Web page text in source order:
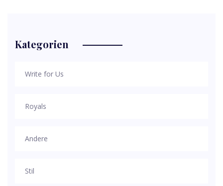
Kategorien
Write for Us
Royals
Andere
Stil